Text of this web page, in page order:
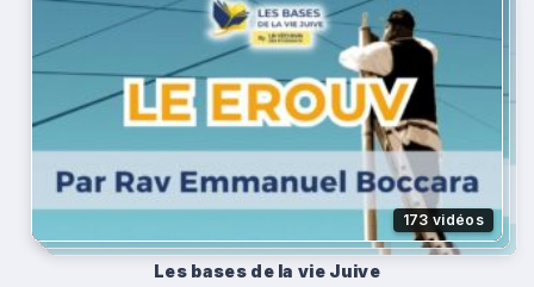
173 vidéos
Les bases de la vie Juive